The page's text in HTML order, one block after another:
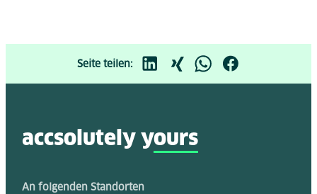
Seite teilen:
accsolutely yours
An folgenden Standorten